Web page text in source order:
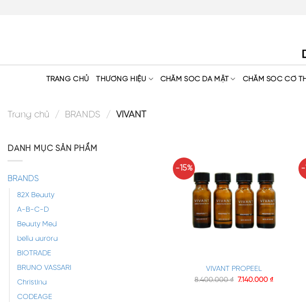
TRANG CHỦ THƯƠNG HIỆU CHĂM SÓC DA MẶT CHĂM SÓC CƠ
Trang chủ / BRANDS / VIVANT
DANH MỤC SẢN PHẨM
BRANDS
82X Beauty
A-B-C-D
Beauty Med
bella aurora
BIOTRADE
BRUNO VASSARI
Christina
CODEAGE
-15%
VIVANT PROPEEL
8.400.000₫ 7.140.000₫
-